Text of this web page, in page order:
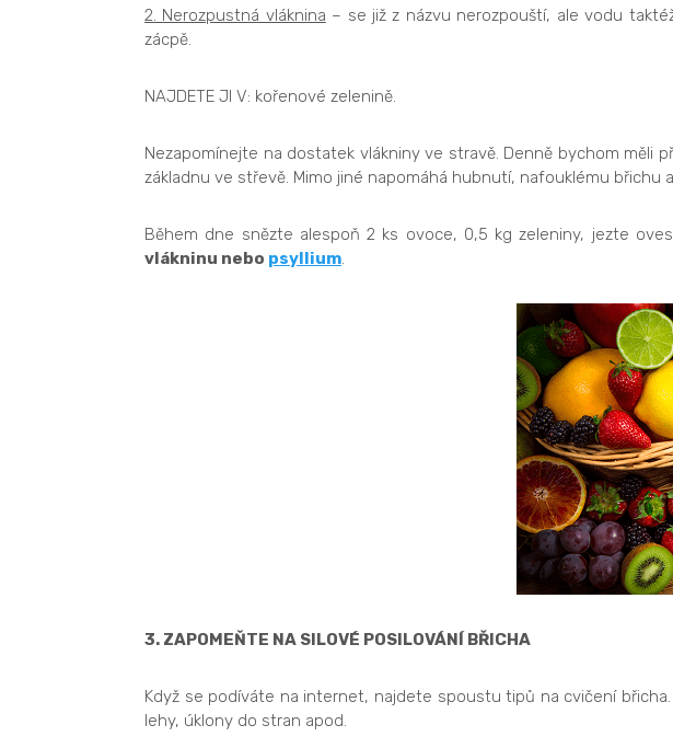
2. Nerozpustná vláknina – se již z názvu nerozpouští, ale vodu
zácpě.
NAJDETE JI V: kořenové zelenině.
Nezapomínejte na dostatek vlákniny ve stravě. Denně bychom měli
základnu ve střevě. Mimo jiné napomáhá hubnutí, nafouklému břichu
Během dne snězte alespoň 2 ks ovoce, 0,5 kg zeleniny, jezte
vlákninu nebo psyllium.
3. ZAPOMEŇTE NA SILOVÉ POSILOVÁNÍ BŘICHA
Když se podíváte na internet, najdete spoustu tipů na cvičení
lehy, úklony do stran apod.